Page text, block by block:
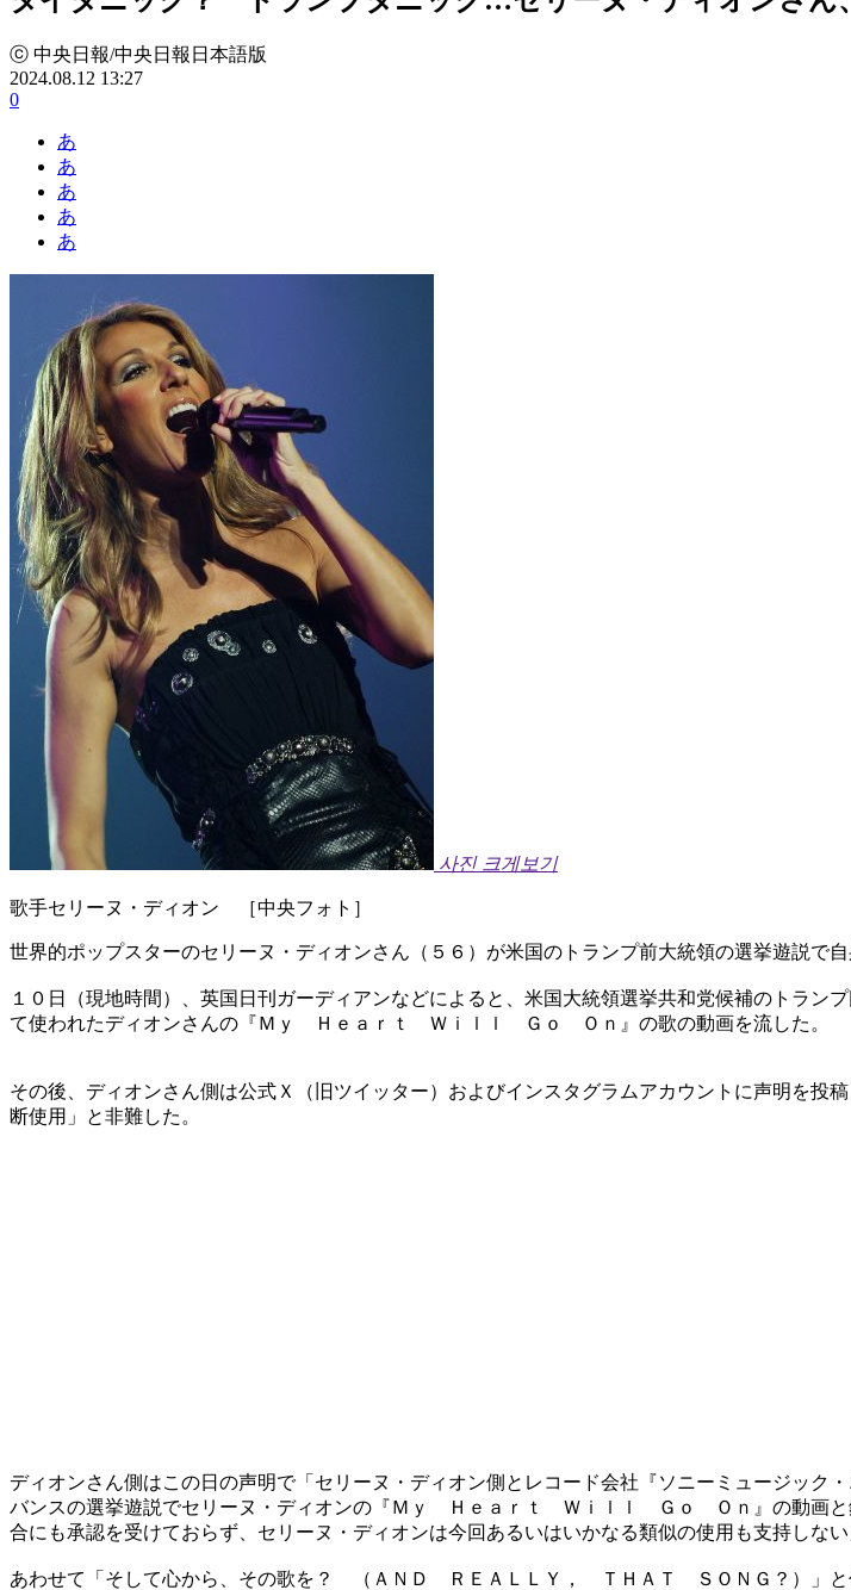
ⓒ 中央日報/中央日報日本語版
2024.08.12 13:27
0
あ
あ
あ
あ
あ
사진 크게보기
歌手セリーヌ・ディオン ［中央フォト］
世界的ポップスターのセリーヌ・ディオンさん（５６）が米国のトランプ前大統領の選挙遊説で
１０日（現地時間）、英国日刊ガーディアンなどによると、米国大統領選挙共和党候補のトラ
て使われたディオンさんの『Ｍｙ Ｈｅａｒｔ Ｗｉｌｌ Ｇｏ Ｏｎ』の歌の動画を流した。
その後、ディオンさん側は公式Ｘ（旧ツイッター）およびインスタグラムアカウントに声明を
断使用」と非難した。
ディオンさん側はこの日の声明で「セリーヌ・ディオン側とレコード会社『ソニーミュージック
バンスの選挙遊説でセリーヌ・ディオンの『Ｍｙ Ｈｅａｒｔ Ｗｉｌｌ Ｇｏ Ｏｎ』の動画と
合にも承認を受けておらず、セリーヌ・ディオンは今回あるいはいかなる類似の使用も支持しない
あわせて「そして心から、その歌を？ （ＡＮＤ ＲＥＡＬＬＹ， ＴＨＡＴ ＳＯＮＧ？）」と